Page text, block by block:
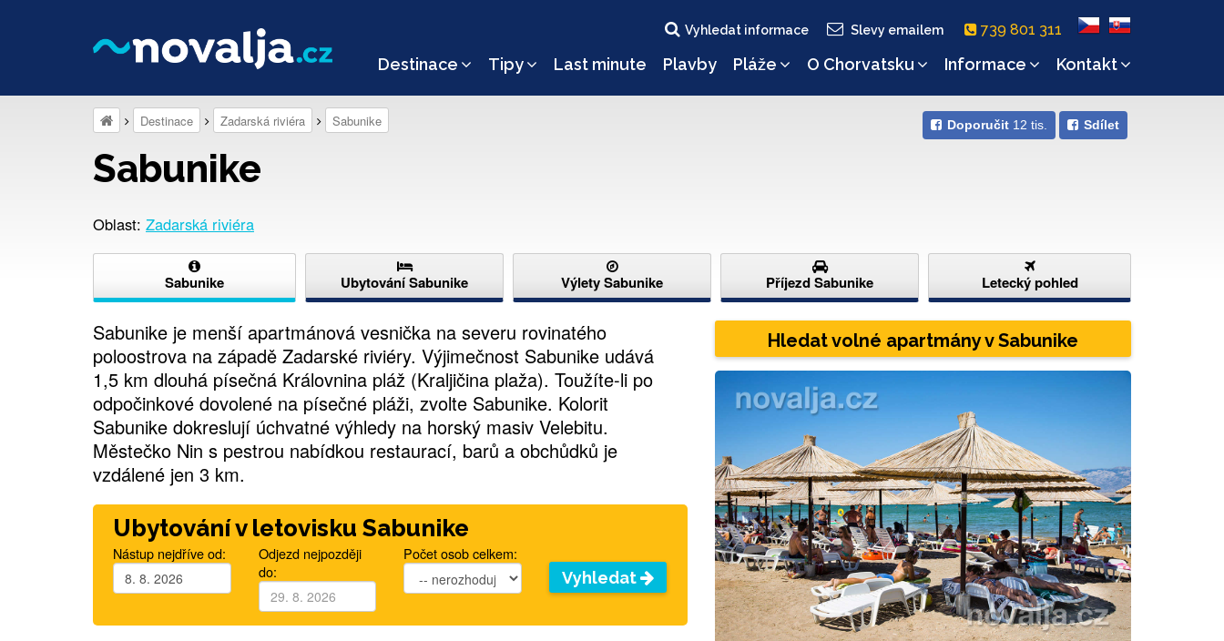
Vyhledat informace Slevy emailem 739 801 311
Destinace Tipy Last minute Plavby Pláže O Chorvatsku Informace Kontakt
Doporučit 12 tis. Sdílet
Destinace Zadarská riviéra Sabunike
Sabunike
Oblast: Zadarská riviéra
Sabunike Ubytování Sabunike Výlety Sabunike Příjezd Sabunike Letecký pohled
Sabunike je menší apartmánová vesnička na severu rovinatého
poloostrova na západě Zadarské riviéry. Výjimečnost Sabunike udává
1,5 km dlouhá písečná Královnina pláž (Kraljičina plaža). Toužíte-li po
odpočinkové dovolené na písečné pláži, zvolte Sabunike. Kolorit
Sabunike dokreslují úchvatné výhledy na horský masiv Velebitu.
Městečko Nin s pestrou nabídkou restaurací, barů a obchůdků je
vzdálené jen 3 km.
Ubytování v letovisku Sabunike
Nástup nejdříve od:
Odjezd nejpozději
do:
Počet osob celkem:
Vyhledat
Hledat volné apartmány v Sabunike